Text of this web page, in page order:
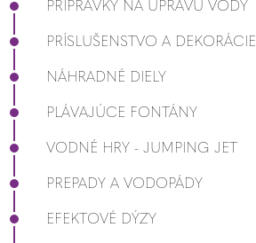
PRÍPRAVKY NA ÚPRAVU VODY
PRÍSLUŠENSTVO A DEKORÁCIE
NÁHRADNÉ DIELY
PLÁVAJÚCE FONTÁNY
VODNÉ HRY - JUMPING JET
PREPADY A VODOPÁDY
EFEKTOVÉ DÝZY